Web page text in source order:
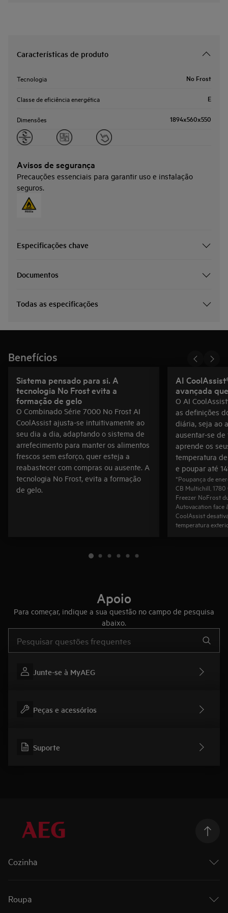
Características de produto
Tecnologia No Frost
Classe de eficiência energética E
Dimensões 1894x560x550
Avisos de segurança
Precauções essenciais para garantir uso e instalação
seguros.
Especificações chave
Documentos
Todas as especificações
Benefícios
Sistema pensado para si. A
tecnologia No Frost evita a
formação de gelo
O Combinado Série 7000 No Frost AI
CoolAssist ajusta-se intuitivamente ao
seu dia a dia, adaptando o sistema de
arrefecimento para manter os alimentos
frescos sem esforço, quer esteja a
reabastecer com compras ou ausente. A
tecnologia No Frost, evita a formação
de gelo.
AI
avançada
O AI
as definições
diária, seja ao
ausentar-se de
aprende os
temperatura
e poupar até
*Poupança de
CB Multichill,
Freezer NoFrost
Autovacation face
CoolAssist
temperatura
Apoio
Para começar, indique a sua questão no campo de pesquisa
abaixo.
Junte-se à MyAEG
Peças e acessórios
Suporte
Cozinha
Fornos
Fornos a vapor
Roupa